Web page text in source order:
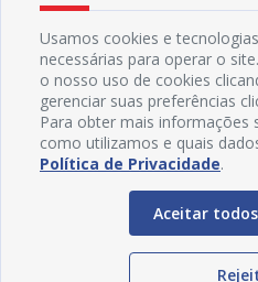
Usamos cookies e
necessárias para operar o
o nosso uso de cookies
gerenciar suas preferências
Para obter mais informações
como utilizamos e quais
Política de Privacidade.
Aceitar